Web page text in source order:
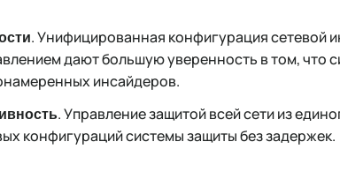
. Унифицированная конфигурация сетевой
дают большую уверенность в том, что
инсайдеров.
. Управление защитой всей сети из
конфигураций системы защиты без задержек.